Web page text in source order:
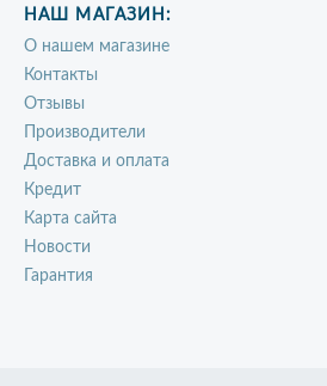
НАШ МАГАЗИН:
О нашем магазине
Контакты
Отзывы
Производители
Доставка и оплата
Кредит
Карта сайта
Новости
Гарантия